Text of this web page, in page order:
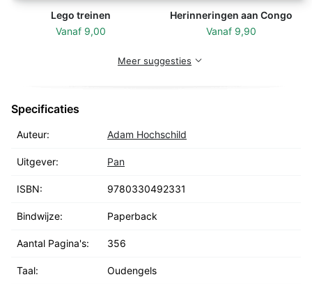
Lego treinen
Vanaf 9,00
Herinneringen aan Congo
Vanaf 9,90
Meer suggesties
Specificaties
Auteur: Adam Hochschild
Uitgever: Pan
ISBN: 9780330492331
Bindwijze: Paperback
Aantal Pagina's: 356
Taal: Oudengels